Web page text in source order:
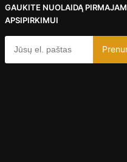
GAUKITE NUOLAIDĄ PIRMAJAM
APSIPIRKIMUI